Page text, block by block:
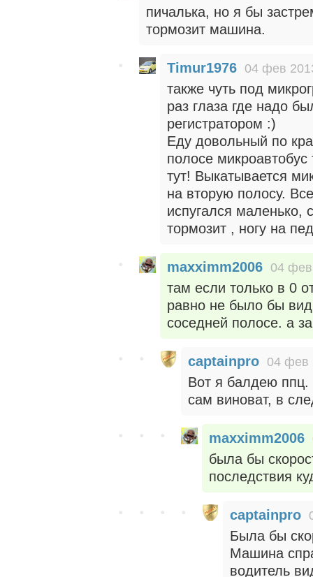
пичалька, но я бы
тормозит машина.
Timur1976 04 фев
также чуть под
раз глаза где надо
регистратором :)
Еду довольный по
полосе
тут! Выкатывается
на вторую полосу.
испугался маленько,
тормозит , ногу на
maxximm2006 04
там если только в 0
равно не было бы
соседней полосе. а
captainpro 04 фев
Вот я балдею ппц.
сам виноват, в
maxximm2006
была бы
последствия
captainpro
Была бы
Машина
водитель